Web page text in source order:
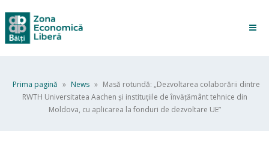
Prima pagină » News » Masă rotundă: „Dezvoltarea colaborării dintre
RWTH Universitatea Aachen și instituțiile de învățământ tehnice din
Moldova, cu aplicarea la fonduri de dezvoltare UE”